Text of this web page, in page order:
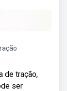
de tração,
ser